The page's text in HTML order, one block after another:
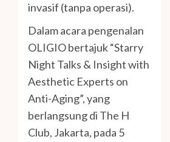
invasif (tanpa operasi).
Dalam acara pengenalan
OLIGIO bertajuk “Starry
Night Talks & Insight with
Aesthetic Experts on
Anti-Aging”, yang
berlangsung di The H
Club, Jakarta, pada 5